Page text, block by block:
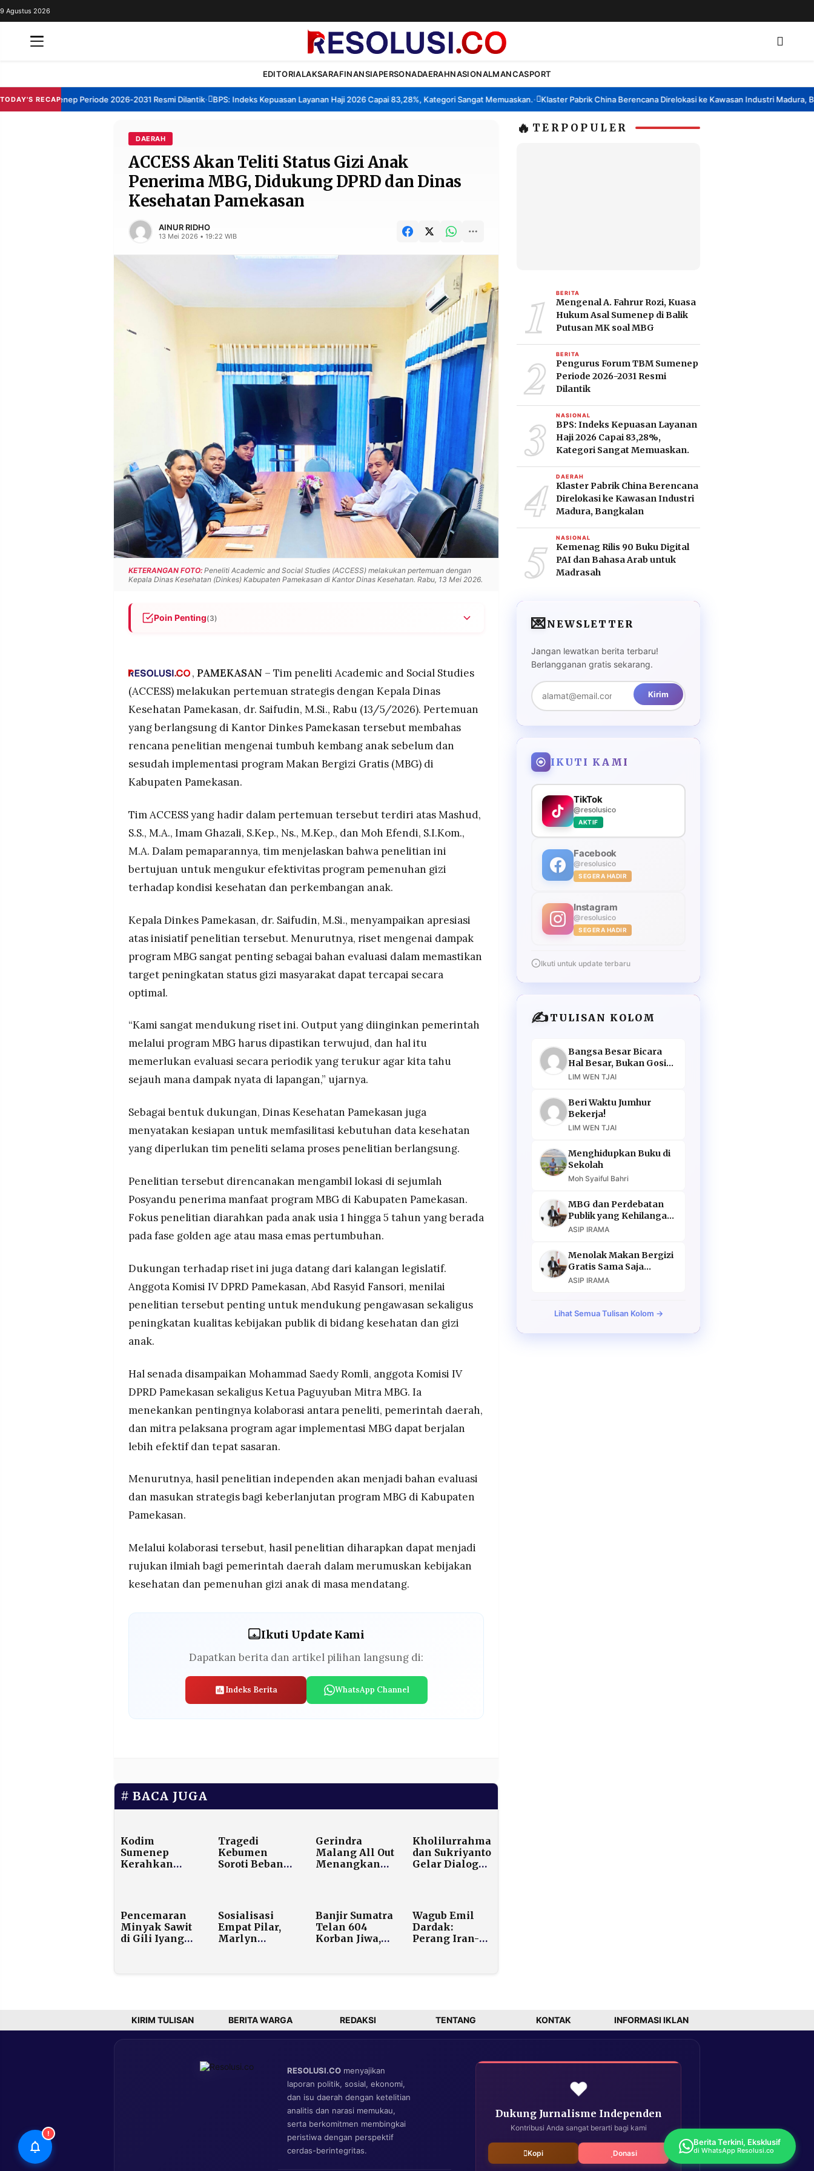
REDAKSI
9 Agustus 2026
EDITORIALAKSARAFINANSIAPERSONADAERAHNASIONALMANCASPORT
TODAY'S RECAP
TBM Sumenep Periode 2026-2031 Resmi Dilantik• BPS: Indeks Kepuasan Layanan Haji 2026 Capai 83,28%, Kategori Sangat Memuaskan.• Klaster Pabrik China Berencana Direlokasi ke Kawasan Industri Madura,
DAERAH
ACCESS Akan Teliti Status Gizi Anak
Penerima MBG, Didukung DPRD dan Dinas
Kesehatan Pamekasan
AINUR RIDHO
13 Mei 2026 • 19:22 WIB
KETERANGAN FOTO: Peneliti Academic and Social Studies (ACCESS) melakukan pertemuan dengan
Kepala Dinas Kesehatan (Dinkes) Kabupaten Pamekasan di Kantor Dinas Kesehatan. Rabu, 13 Mei 2026.
Poin Penting(3)
Dinas Kesehatan Pamekasan mendukung penelitian serta siap memfasilitasi
penting untuk evaluasi dan penguatan kebijakan Program MBG.
, PAMEKASAN– Tim peneliti Academic and Social Studies
(ACCESS)melakukan pertemuan strategis dengan KepalaDinas
Kesehatan Pamekasan, dr. Saifudin, M.Si., Rabu (13/5/2026). Pertemuan
yang berlangsung di Kantor Dinkes Pamekasan tersebut membahas
rencana penelitian mengenai tumbuh kembang anak sebelum dan
sesudah implementasi program Makan Bergizi Gratis (MBG) di
Kabupaten Pamekasan.
Tim ACCESS yang hadir dalam pertemuan tersebut terdiri atas Mashud,
S.S., M.A., Imam Ghazali, S.Kep., Ns., M.Kep., dan Moh Efendi, S.I.Kom.,
M.A. Dalam pemaparannya, tim menjelaskan bahwa penelitian ini
bertujuan untuk mengukur efektivitas program pemenuhan gizi
terhadap kondisi kesehatan dan perkembangan anak.
Kepala Dinkes Pamekasan, dr. Saifudin, M.Si., menyampaikan apresiasi
atas inisiatif penelitian tersebut. Menurutnya, riset mengenai dampak
program MBG sangat penting sebagai bahan evaluasi dalam memastikan
target peningkatan status gizi masyarakat dapat tercapai secara
optimal.
“Kami sangat mendukung riset ini. Output yang diinginkan pemerintah
melalui program MBG harus dipastikan terwujud, dan hal itu
memerlukan evaluasi secara periodik yang terukur agar kita tahu
sejauh mana dampak nyata di lapangan,” ujarnya.
Sebagai bentuk dukungan, Dinas Kesehatan Pamekasan juga
menyatakan kesiapan untuk memfasilitasi kebutuhan data kesehatan
yang diperlukan tim peneliti selama proses penelitian berlangsung.
Penelitian tersebut direncanakan mengambil lokasi di sejumlah
Posyandu penerima manfaat program MBG di Kabupaten Pamekasan.
Fokus penelitian diarahkan pada anak usia 1 hingga 5 tahun yang berada
pada fase golden age atau masa emas pertumbuhan.
Dukungan terhadap riset ini juga datang dari kalangan legislatif.
Anggota Komisi IVDPRD Pamekasan, Abd Rasyid Fansori, menilai
penelitian tersebut penting untuk mendukung pengawasan sekaligus
peningkatan kualitas kebijakan publik di bidang kesehatan dan gizi
anak.
Hal senada disampaikan Mohammad Saedy Romli, anggota Komisi IV
DPRD Pamekasan sekaligus Ketua Paguyuban Mitra MBG. Ia
menekankan pentingnya kolaborasi antara peneliti, pemerintah daerah,
dan mitra pelaksana program agar implementasi MBG dapat berjalan
lebih efektif dan tepat sasaran.
Menurutnya, hasil penelitian independen akan menjadi bahan evaluasi
dan masukan strategis bagi keberlanjutan program MBG di Kabupaten
Pamekasan.
Melalui kolaborasi tersebut, hasil penelitian diharapkan dapat menjadi
rujukan ilmiah bagi pemerintah daerah dalam merumuskan kebijakan
kesehatan dan pemenuhan gizi anak di masa mendatang.
Ikuti Update Kami
Dapatkan berita dan artikel pilihan langsung di:
Indeks Berita WhatsApp Channel
BACA JUGA
Kodim
Sumenep
Kerahkan
Program
Makan Bergizi
Gratis
Tragedi
Kebumen
Soroti Beban
Tekanan
Ekonomi dan
Depresi
Gerindra
Malang All Out
Menangkan
Kholilurrahman
dan Sukriyanto
Gelar Dialog
Pamekasan
Pencemaran
Minyak Sawit
di Gili Iyang
Tegas
Sosialisasi
Empat Pilar,
Marlyn
Banjir Sumatra
Telan 604
Korban Jiwa,
Wagub Emil
Dardak:
Perang Iran-
🔥 TERPOPULER
1 BERITA
Mengenal A. Fahrur Rozi, Kuasa
Hukum Asal Sumenep di Balik
Putusan MK soal MBG
2 BERITA
Pengurus Forum TBM Sumenep
Periode 2026-2031 Resmi
Dilantik
3 NASIONAL
BPS: Indeks Kepuasan Layanan
Haji 2026 Capai 83,28%,
Kategori Sangat Memuaskan.
4 DAERAH
Klaster Pabrik China Berencana
Direlokasi ke Kawasan Industri
Madura, Bangkalan
5 NASIONAL
Kemenag Rilis 90 Buku Digital
PAI dan Bahasa Arab untuk
Madrasah
💌NEWSLETTER
Jangan lewatkan berita terbaru!
Berlangganan gratis sekarang.
Kirim
IKUTI KAMI
TikTok
@resolusico
AKTIF
Facebook
@resolusico
SEGERA HADIR
Instagram
@resolusico
SEGERA HADIR
Ikuti untuk update terbaru
✍️TULISAN KOLOM
Bangsa Besar Bicara
Hal Besar, Bukan Gosip
Murahan
LIM WEN TJAI
Beri Waktu Jumhur
Bekerja!
LIM WEN TJAI
Menghidupkan Buku di
Sekolah
Moh Syaiful Bahri
MBG dan Perdebatan
Publik yang Kehilangan
Argumen
ASIP IRAMA
Menolak Makan Bergizi
Gratis Sama Saja
Menolak Masa Depan
ASIP IRAMA
Lihat Semua Tulisan Kolom →
KIRIM TULISAN BERITA WARGA REDAKSI TENTANG KONTAK INFORMASI IKLAN
RESOLUSI.CO menyajikan
laporan politik, sosial, ekonomi,
dan isu daerah dengan ketelitian
analitis dan narasi memukau,
serta berkomitmen membingkai
peristiwa dengan perspektif
cerdas-berintegritas.
❤️
Dukung Jurnalisme Independen
Kontribusi Anda sangat berarti bagi kami
Kopi Donasi
!
Berita Terkini, Eksklusif
di WhatsApp Resolusi.co